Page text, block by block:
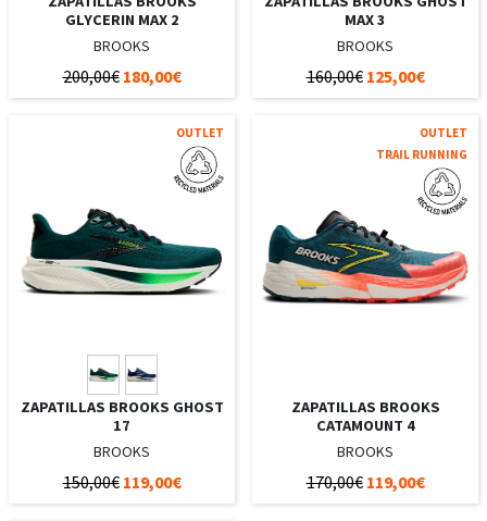
GLYCERIN MAX 2
BROOKS
200,00€ 180,00€
MAX 3
BROOKS
160,00€ 125,00€
OUTLET
ZAPATILLAS BROOKS GHOST
17
BROOKS
150,00€ 119,00€
OUTLET
TRAIL RUNNING
ZAPATILLAS BROOKS
CATAMOUNT 4
BROOKS
170,00€ 119,00€